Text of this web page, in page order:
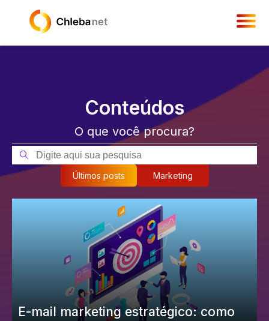
Conteúdos
O que você procura?
Últimos posts Marketing
E-mail marketing estratégico: como